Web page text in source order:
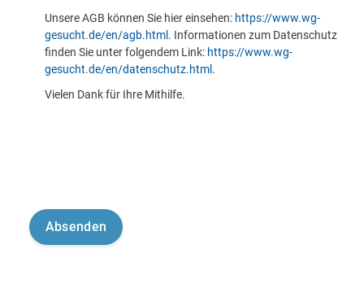
Unsere AGB können Sie hier einsehen: https://www.wg-
gesucht.de/en/agb.html . Informationen zum Datenschutz
finden Sie unter folgendem Link: https://www.wg-
gesucht.de/en/datenschutz.html .
Vielen Dank für Ihre Mithilfe.